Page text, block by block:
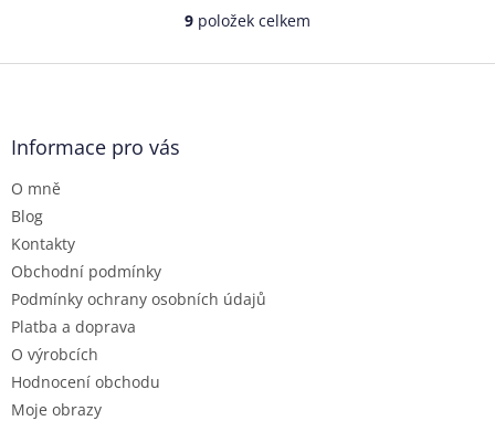
O
l
v
9 položek celkem
Z
Informace pro vás
O mně
Blog
Kontakty
Obchodní podmínky
Podmínky ochrany osobních údajů
Platba a doprava
O výrobcích
Hodnocení obchodu
Moje obrazy